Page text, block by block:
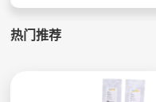
热门推荐